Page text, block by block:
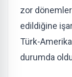
zor
edildiğine
Türk-
durumda